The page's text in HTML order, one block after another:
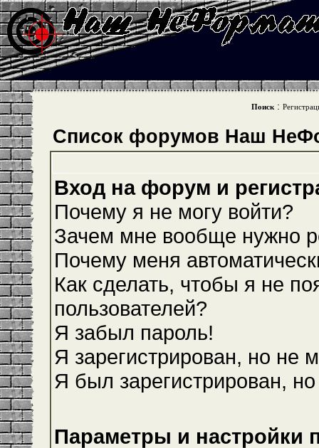
Поиск :
Список форумов Наш
Вход на форум и
Почему я не могу войти?
Зачем мне вообще нужно
Почему меня
Как сделать, чтобы я не
пользователей?
Я забыл пароль!
Я зарегистрирован, но не
Я был зарегистрирован,
Параметры и настройки